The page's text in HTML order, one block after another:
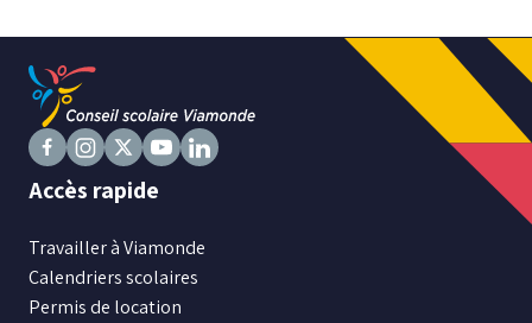
Niveau
Tous
Élémentaire
Secondaire
RECHERCHER
Suivez
sur
Suivez
sur
Suivez
nous
sur
Suivez
sur
Accès rapide
Travailler à Viamonde
Calendriers scolaires
Permis de location